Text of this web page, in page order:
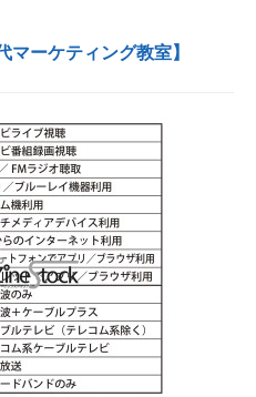
ーケティング教室】